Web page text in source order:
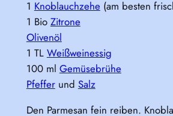
1 Knoblauchzehe (am besten
1 Bio Zitrone
Olivenöl
1 TL Weißweinessig
100 ml Gemüsebrühe
Pfefferund Salz
Den Parmesan fein reiben.